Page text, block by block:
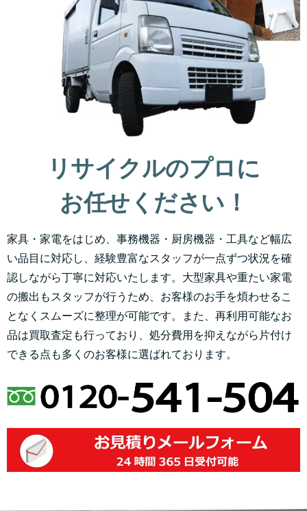
リサイクルのプロに
お任せください！
家具・家電をはじめ、事務機器・厨房機器・工具など幅広
い品目に対応し、経験豊富なスタッフが一点ずつ状況を確
認しながら丁寧に対応いたします。大型家具や重たい家電
の搬出もスタッフが行うため、お客様のお手を煩わせるこ
となくスムーズに整理が可能です。また、再利用可能なお
品は買取査定も行っており、処分費用を抑えながら片付け
できる点も多くのお客様に選ばれております。